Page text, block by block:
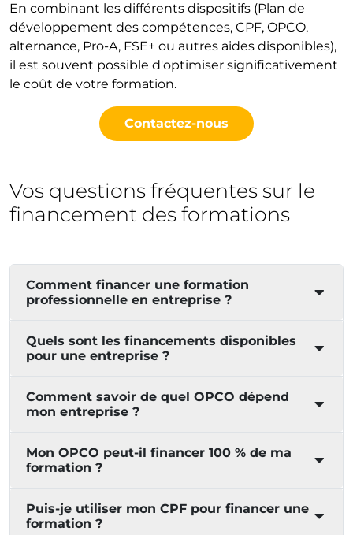
En combinant les différents dispositifs (Plan de
développement des compétences, CPF, OPCO,
alternance, Pro-A, FSE+ ou autres aides disponibles),
il est souvent possible d'optimiser significativement
le coût de votre formation.
Contactez-nous
Vos questions fréquentes sur le
financement des formations
Comment financer une formation
professionnelle en entreprise ?
Quels sont les financements disponibles
pour une entreprise ?
Comment savoir de quel OPCO dépend
mon entreprise ?
Mon OPCO peut-il financer 100 % de ma
formation ?
Puis-je utiliser mon CPF pour financer une
formation ?